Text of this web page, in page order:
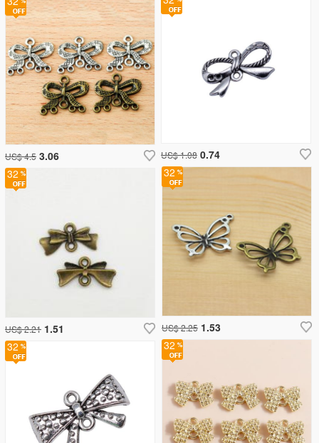
32
US$ 2.25 1.53
32
US$ 2.21 1.51
US$ 1.08 0.74
32 32
US$ 4.5 3.06